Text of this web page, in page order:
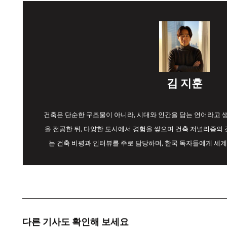
김 지훈
건축은 단순한 구조물이 아니라, 시대와 인간을 담는 언어라고
을 전공한 뒤, 다양한 도시에서 경험을 쌓으며 건축 저널리즘의
는 건축 비평과 인터뷰를 주로 담당하며, 한국 독자들에게 세
다른 기사도 확인해 보세요